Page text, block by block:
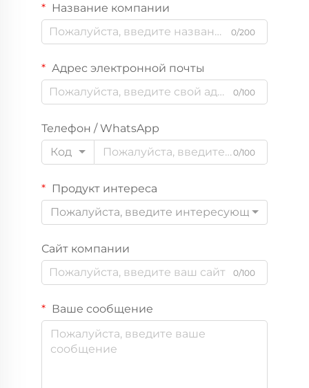
Название компании
0/200
Адрес электронной почты
0/100
Телефон / WhatsApp
Код
0/100
Продукт интереса
Пожалуйста, введите интересующий вас
Сайт компании
0/100
Ваше сообщение